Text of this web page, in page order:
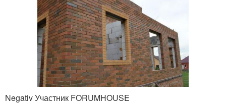
Negativ Участник FORUMHOUSE